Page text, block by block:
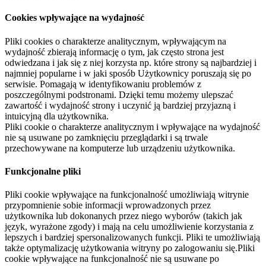
Cookies wpływające na wydajność
Pliki cookies o charakterze analitycznym, wpływającym na
wydajność zbierają informację o tym, jak często strona jest
odwiedzana i jak się z niej korzysta np. które strony są najbardziej i
najmniej popularne i w jaki sposób Użytkownicy poruszają się po
serwisie. Pomagają w identyfikowaniu problemów z
poszczególnymi podstronami. Dzięki temu możemy ulepszać
zawartość i wydajność strony i uczynić ją bardziej przyjazną i
intuicyjną dla użytkownika.
Pliki cookie o charakterze analitycznym i wpływające na wydajność
nie są usuwane po zamknięciu przeglądarki i są trwale
przechowywane na komputerze lub urządzeniu użytkownika.
Funkcjonalne pliki
Pliki cookie wpływające na funkcjonalność umożliwiają witrynie
przypomnienie sobie informacji wprowadzonych przez
użytkownika lub dokonanych przez niego wyborów (takich jak
język, wyrażone zgody) i mają na celu umożliwienie korzystania z
lepszych i bardziej spersonalizowanych funkcji. Pliki te umożliwiają
także optymalizację użytkowania witryny po zalogowaniu się.Pliki
cookie wpływające na funkcjonalność nie są usuwane po